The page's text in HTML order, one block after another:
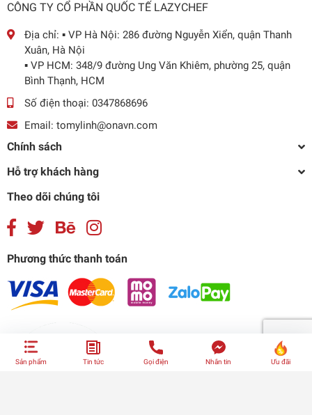
CÔNG TY CỔ PHẦN QUỐC TẾ LAZYCHEF
Địa chỉ: ▪️ VP Hà Nội: 286 đường Nguyễn Xiển, quận Thanh
Xuân, Hà Nội
▪️ VP HCM: 348/9 đường Ung Văn Khiêm, phường 25, quận
Bình Thạnh, HCM
Số điện thoại: 0347868696
Email: tomylinh@onavn.com
Chính sách
Hỗ trợ khách hàng
Theo dõi chúng tôi
Phương thức thanh toán
Sản phẩm Tin tức Gọi điện Nhắn tin Ưu đãi